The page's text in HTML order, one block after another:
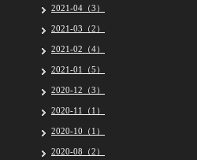
2021-04（3）
2021-03（2）
2021-02（4）
2021-01（5）
2020-12（3）
2020-11（1）
2020-10（1）
2020-08（2）